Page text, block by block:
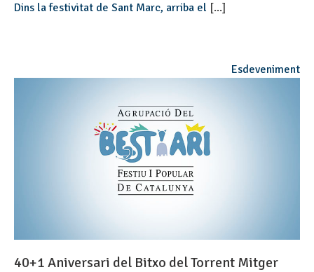
Dins la festivitat de Sant Marc, arriba el [...]
Esdeveniment
40+1 Aniversari del Bitxo del Torrent Mitger